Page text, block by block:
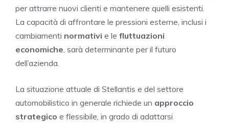
per attrarre nuovi clienti e mantenere quelli esistenti.
La capacità di affrontare le pressioni esterne, inclusi i
cambiamenti normativi e le fluttuazioni
economiche , sarà determinante per il futuro
dell’azienda.
La situazione attuale di Stellantis e del settore
automobilistico in generale richiede un approccio
strategico e flessibile, in grado di adattarsi